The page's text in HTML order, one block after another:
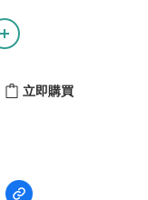
立即購買